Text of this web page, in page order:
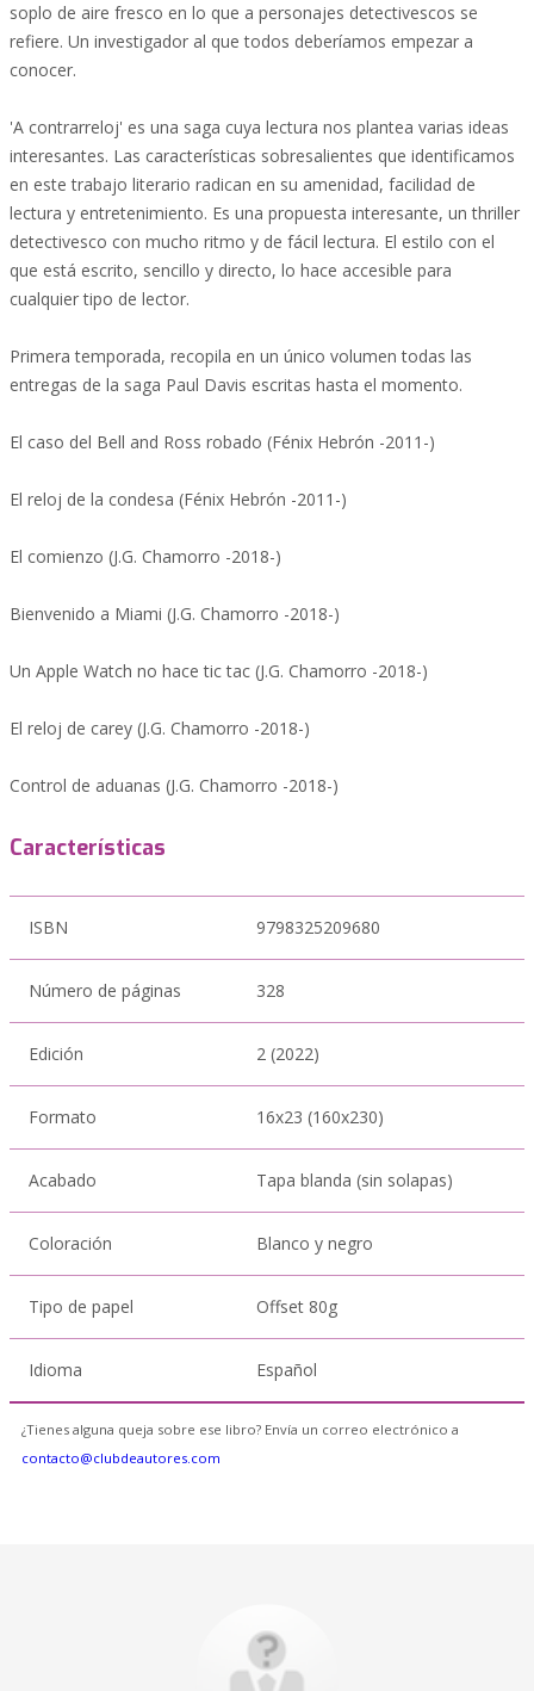
soplo de aire fresco en lo que a personajes detectivescos se
refiere. Un investigador al que todos deberíamos empezar a
conocer.
'A contrarreloj' es una saga cuya lectura nos plantea varias ideas
interesantes. Las características sobresalientes que identificamos
en este trabajo literario radican en su amenidad, facilidad de
lectura y entretenimiento. Es una propuesta interesante, un thriller
detectivesco con mucho ritmo y de fácil lectura. El estilo con el
que está escrito, sencillo y directo, lo hace accesible para
cualquier tipo de lector.
Primera temporada, recopila en un único volumen todas las
entregas de la saga Paul Davis escritas hasta el momento.
El caso del Bell and Ross robado (Fénix Hebrón -2011-)
El reloj de la condesa (Fénix Hebrón -2011-)
El comienzo (J.G. Chamorro -2018-)
Bienvenido a Miami (J.G. Chamorro -2018-)
Un Apple Watch no hace tic tac (J.G. Chamorro -2018-)
El reloj de carey (J.G. Chamorro -2018-)
Control de aduanas (J.G. Chamorro -2018-)
Características
ISBN 9798325209680
Número de páginas 328
Edición 2 (2022)
Formato 16x23 (160x230)
Acabado Tapa blanda (sin solapas)
Coloración Blanco y negro
Tipo de papel Offset 80g
Idioma Español
¿Tienes alguna queja sobre ese libro? Envía un correo electrónico a
contacto@clubdeautores.com